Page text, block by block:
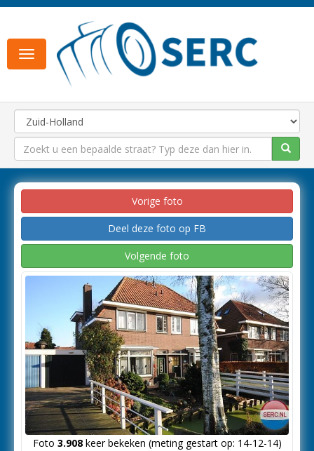
Toggle
navigation
Vorige foto
Deel deze foto op FB
Volgende foto
Foto 3.908keer bekeken (meting gestart op: 14-12-14)